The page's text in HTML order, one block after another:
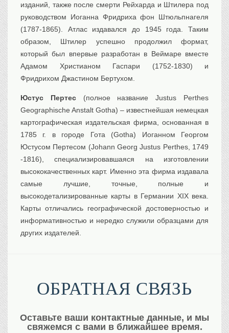
изданий, также после смерти Рейхарда и Штилера под
руководством Иоганна Фридриха фон Штюльпнагеля
(1787-1865). Атлас издавался до 1945 года. Таким
образом, Штилер успешно продолжил формат,
который был впервые разработан в Веймаре вместе
Адамом Христианом Гаспари (1752-1830) и
Фридрихом Джастином Бертухом.
Юстус Пертес(полное название Justus Perthes
Geographische Anstalt Gotha) – известнейшая немецкая
картографическая издательская фирма, основанная в
1785 г. в городе Гота (Gotha) Иоганном Георгом
Юстусом Пертесом (Johann Georg Justus Perthes, 1749
-1816), специализировавшаяся на изготовлении
высококачественных карт. Именно эта фирма издавала
самые лучшие, точные, полные и
высокодетализированные карты в Германии XIX века.
Карты отличались географической достоверностью и
информативностью и нередко служили образцами для
других издателей.
ОБРАТНАЯ СВЯЗЬ
Оставьте ваши контактные данные, и мы
свяжемся с вами в ближайшее время.